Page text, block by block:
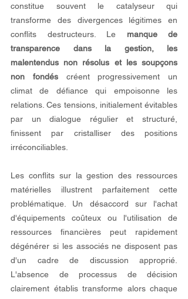
constitue souvent le catalyseur qui
transforme des divergences légitimes en
conflits destructeurs. Le manque de
transparence dans la gestion, les
malentendus non résolus et les soupçons
non fondés créent progressivement un
climat de défiance qui empoisonne les
relations. Ces tensions, initialement évitables
par un dialogue régulier et structuré,
finissent par cristalliser des positions
irréconciliables.
Les conflits sur la gestion des ressources
matérielles illustrent parfaitement cette
problématique. Un désaccord sur l'achat
d'équipements coûteux ou l'utilisation de
ressources financières peut rapidement
dégénérer si les associés ne disposent pas
d'un cadre de discussion approprié.
L'absence de processus de décision
clairement établis transforme alors chaque